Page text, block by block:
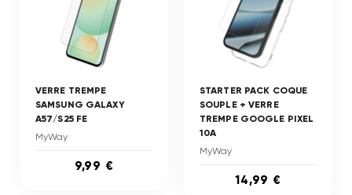
VERRE TREMPE
SAMSUNG GALAXY
A57/S25 FE
MyWay
9,99 €
STARTER PACK COQUE
SOUPLE + VERRE
TREMPE GOOGLE PIXEL
10A
MyWay
14,99 €